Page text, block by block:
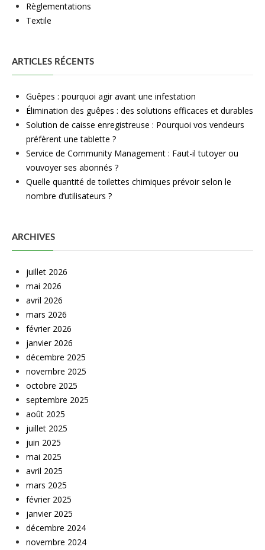
Règlementations
Textile
ARTICLES RÉCENTS
Guêpes : pourquoi agir avant une infestation
Élimination des guêpes : des solutions efficaces et durables
Solution de caisse enregistreuse : Pourquoi vos vendeurs
préfèrent une tablette ?
Service de Community Management : Faut-il tutoyer ou
vouvoyer ses abonnés ?
Quelle quantité de toilettes chimiques prévoir selon le
nombre d’utilisateurs ?
ARCHIVES
juillet 2026
mai 2026
avril 2026
mars 2026
février 2026
janvier 2026
décembre 2025
novembre 2025
octobre 2025
septembre 2025
août 2025
juillet 2025
juin 2025
mai 2025
avril 2025
mars 2025
février 2025
janvier 2025
décembre 2024
novembre 2024